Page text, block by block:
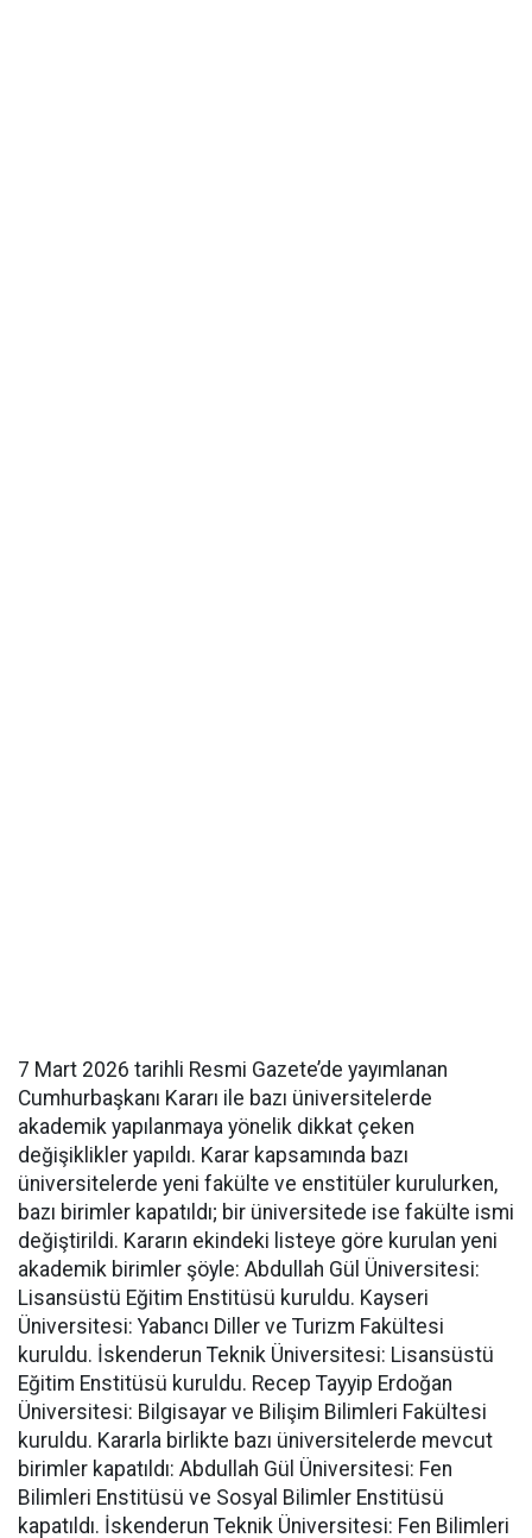
7 Mart 2026 tarihli Resmi Gazete’de yayımlanan
Cumhurbaşkanı Kararı ile bazı üniversitelerde
akademik yapılanmaya yönelik dikkat çeken
değişiklikler yapıldı. Karar kapsamında bazı
üniversitelerde yeni fakülte ve enstitüler kurulurken,
bazı birimler kapatıldı; bir üniversitede ise fakülte ismi
değiştirildi. Kararın ekindeki listeye göre kurulan yeni
akademik birimler şöyle: Abdullah Gül Üniversitesi:
Lisansüstü Eğitim Enstitüsü kuruldu. Kayseri
Üniversitesi: Yabancı Diller ve Turizm Fakültesi
kuruldu. İskenderun Teknik Üniversitesi: Lisansüstü
Eğitim Enstitüsü kuruldu. Recep Tayyip Erdoğan
Üniversitesi: Bilgisayar ve Bilişim Bilimleri Fakültesi
kuruldu. Kararla birlikte bazı üniversitelerde mevcut
birimler kapatıldı: Abdullah Gül Üniversitesi: Fen
Bilimleri Enstitüsü ve Sosyal Bilimler Enstitüsü
kapatıldı. İskenderun Teknik Üniversitesi: Fen Bilimleri